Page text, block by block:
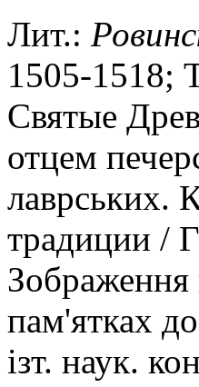
Лит.:
1505-1518;
Святые
отцем
лаврських.
традиции /
Зображення
пам'ятках
iзт. наук.